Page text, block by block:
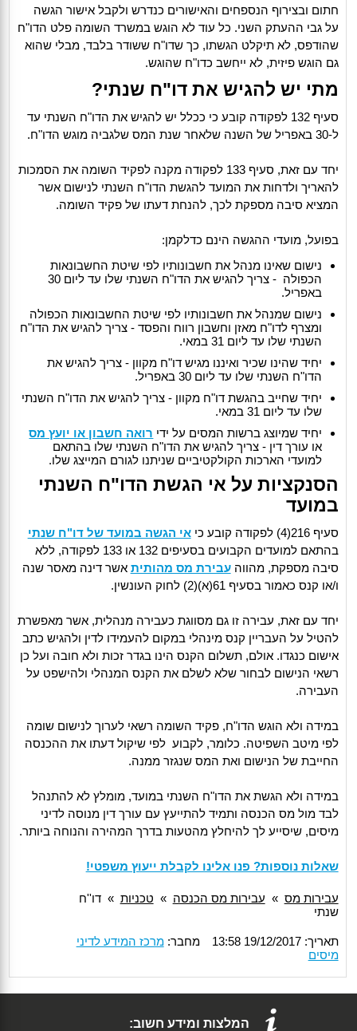
חתום ובצירוף הנספחים והאישורים כנדרש ולקבל אישור הגשה
על גבי ההעתק השני. כל עוד לא הוגש במשרד השומה פלט הדו"ח
שהודפס, לא תיקלט הגשתו, כך שדו"ח ששודר בלבד, מבלי שהוא
גם הוגש פיזית, לא ייחשב כדו"ח שהוגש.
מתי יש להגיש את דו"ח שנתי?
סעיף 132 לפקודה קובע כי ככלל יש להגיש את הדו"ח השנתי עד
ל-30 באפריל של השנה שלאחר שנת המס שלגביה מוגש הדו"ח.
יחד עם זאת, סעיף 133 לפקודה מקנה לפקיד השומה את הסמכות
להאריך ולדחות את המועד להגשת הדו"ח השנתי לנישום אשר
המציא סיבה מספקת לכך, להנחת דעתו של פקיד השומה.
בפועל, מועדי ההגשה הינם כדלקמן:
נישום שאינו מנהל את חשבונותיו לפי שיטת החשבונאות
הכפולה - צריך להגיש את הדו"ח השנתי שלו עד ליום 30
באפריל.
נישום שמנהל את חשבונותיו לפי שיטת החשבונאות הכפולה
ומצרף לדו"ח מאזן וחשבון רווח והפסד - צריך להגיש את הדו"ח
השנתי שלו עד ליום 31 במאי.
יחיד שהינו שכיר ואיננו מגיש דו"ח מקוון - צריך להגיש את
הדו"ח השנתי שלו עד ליום 30 באפריל.
יחיד שחייב בהגשת דו"ח מקוון - צריך להגיש את הדו"ח השנתי
שלו עד ליום 31 במאי.
יחיד שמיוצג ברשות המסים על ידי רואה חשבון או יועץ מס
או עורך דין - צריך להגיש את הדו"ח השנתי שלו בהתאם
למועדי הארכות הקולקטיביים שניתנו לגורם המייצג שלו.
הסנקציות על אי הגשת הדו"ח השנתי
במועד
סעיף 216(4) לפקודה קובע כי
אי הגשה במועד של דו"ח שנתי
בהתאם למועדים הקבועים בסעיפים 132 או 133 לפקודה, ללא
סיבה מספקת, מהווהעבירת מס מהותית אשר דינה מאסר שנה
ו/או קנס כאמור בסעיף 61(א)(2) לחוק העונשין.
יחד עם זאת, עבירה זו גם מסווגת כעבירה מנהלית, אשר מאפשרת
להטיל על העבריין קנס מינהלי במקום להעמידו לדין ולהגיש כתב
אישום כנגדו. אולם, תשלום הקנס הינו בגדר זכות ולא חובה ועל כן
רשאי הנישום לבחור שלא לשלם את הקנס המנהלי ולהישפט על
העבירה.
במידה ולא הוגש הדו"ח, פקיד השומה רשאי לערוך לנישום שומה
לפי מיטב השפיטה. כלומר, לקבוע לפי שיקול דעתו את ההכנסה
החייבת של הנישום ואת המס שנגזר ממנה.
במידה ולא הגשת את הדו"ח השנתי במועד, מומלץ לא להתנהל
לבד מול מס הכנסה ותמיד להתייעץ עם עורך דין מנוסה לדיני
מיסים, שיסייע לך להיחלץ מהטעות בדרך המהירה והנוחה ביותר.
שאלות נוספות? פנו אלינו לקבלת ייעוץ משפטי!
עבירות מס » עבירות מס הכנסה » טכניות »דו''ח
שנתי
תאריך: 19/12/2017 13:58 מחבר:מרכז המידע לדיני
מיסים
המלצות ומידע חשוב: